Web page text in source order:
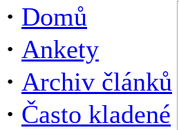
· Domů
· Ankety
· Archiv článků
· Často kladené